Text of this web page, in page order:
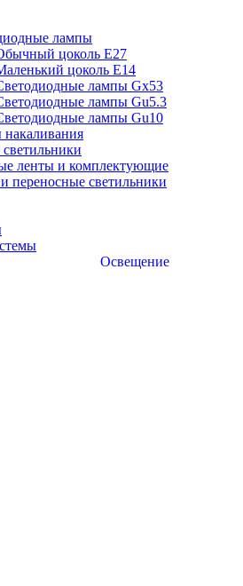
лампы
цоколь Е27
цоколь Е14
лампы Gx53
лампы Gu5.3
лампы Gu10
ленты и комплектующие
переносные светильники